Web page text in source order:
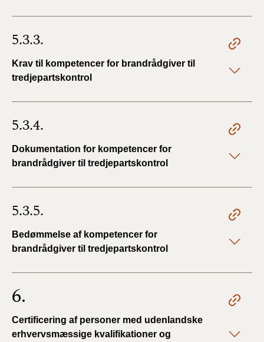
5.3.3.
Krav til kompetencer for brandrådgiver til
tredjepartskontrol
5.3.4.
Dokumentation for kompetencer for
brandrådgiver til tredjepartskontrol
5.3.5.
Bedømmelse af kompetencer for
brandrådgiver til tredjepartskontrol
6.
Certificering af personer med udenlandske
erhvervsmæssige kvalifikationer og